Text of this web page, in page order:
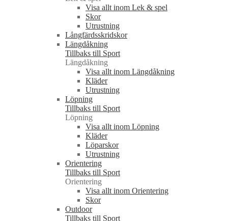
Visa allt inom Lek & spel
Skor
Utrustning
Långfärdsskridskor
Längdåkning
Tillbaks till Sport
Längdåkning
Visa allt inom Längdåkning
Kläder
Utrustning
Löpning
Tillbaks till Sport
Löpning
Visa allt inom Löpning
Kläder
Löparskor
Utrustning
Orientering
Tillbaks till Sport
Orientering
Visa allt inom Orientering
Skor
Outdoor
Tillbaks till Sport